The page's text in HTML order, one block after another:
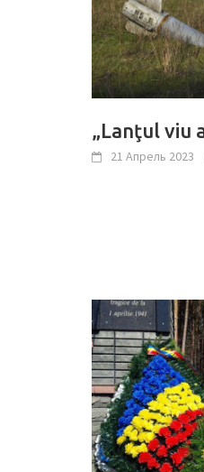
„Lanţul viu
21 Апрель 2023